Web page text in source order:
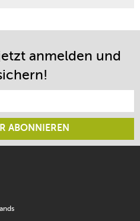
anmelden und
ABONNIEREN